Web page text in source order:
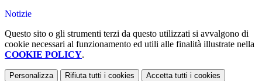
Notizie
Questo sito o gli strumenti terzi da questo utilizzati si avvalgono di
cookie necessari al funzionamento ed utili alle finalità illustrate nella
COOKIE POLICY.
Personalizza Rifiuta tutti i cookies Accetta tutti i cookies